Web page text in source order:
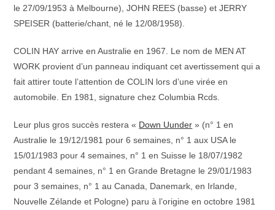
le 27/09/1953 à Melbourne), JOHN REES (basse) et JERRY
SPEISER (batterie/chant, né le 12/08/1958).
COLIN HAY arrive en Australie en 1967. Le nom de MEN AT
WORK provient d’un panneau indiquant cet avertissement qui a
fait attirer toute l’attention de COLIN lors d’une virée en
automobile. En 1981, signature chez Columbia Rcds.
Leur plus gros succès restera « Down Uunder » (n° 1 en
Australie le 19/12/1981 pour 6 semaines, n° 1 aux USA le
15/01/1983 pour 4 semaines, n° 1 en Suisse le 18/07/1982
pendant 4 semaines, n° 1 en Grande Bretagne le 29/01/1983
pour 3 semaines, n° 1 au Canada, Danemark, en Irlande,
Nouvelle Zélande et Pologne) paru à l’origine en octobre 1981